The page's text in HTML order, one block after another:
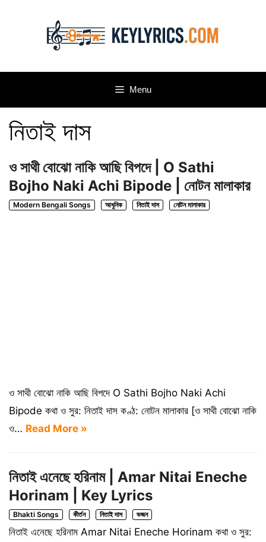
Menu
নিতাই দাস
ও সাথী বোঝো নাকি আছি বিপদে | O Sathi
Bojho Naki Achi Bipode | নোটন মালাকার
Modern Bengali Songs আধুনিক নিতাই দাস নোটন মালাকার
ও সাথী বোঝো নাকি আছি বিপদে O Sathi Bojho Naki Achi
Bipode কথা ও সুর: নিতাই দাস কণ্ঠ: নোটন মালাকার [ও সাথী বোঝো নাকি
ও… Read More »
নিতাই এনেছে হরিনাম | Amar Nitai Eneche
Horinam | Key Lyrics
Bhakti Songs কীর্তন নিতাই দাস ভজন
নিতাই এনেছে হরিনাম Amar Nitai Eneche Horinam কথা ও সুর: